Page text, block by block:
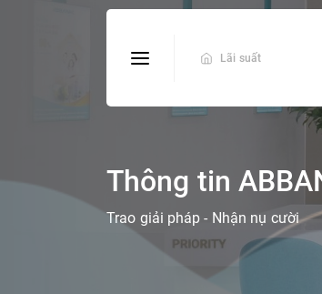
Lãi suất
Thông tin
Trao giải pháp - Nhận nụ cười